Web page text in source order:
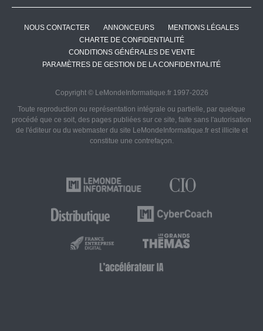
NOUS CONTACTER ANNONCEURS
MENTIONS LÉGALES
CHARTE DE CONFIDENTIALITÉ
CONDITIONS GÉNÉRALES DE VENTE
PARAMÈTRES DE GESTION DE LA CONFIDENTIALITÉ
Copyright © LeMondeInformatique.fr 1997-2026
Toute reproduction ou représentation intégrale ou partielle, par quelque
procédé que ce soit, des pages publiées sur ce site, faite sans l'autorisation
de l'éditeur ou du webmaster du site LeMondeInformatique.fr est illicite et
constitue une contrefaçon.